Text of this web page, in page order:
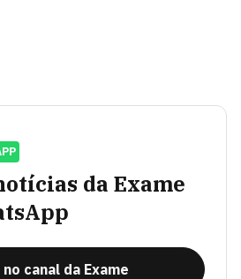
da Exame
canal da Exame